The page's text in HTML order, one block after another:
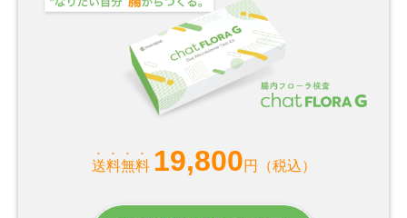
送料無料 19,800円（税込）